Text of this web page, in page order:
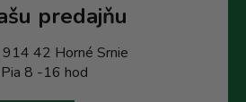
predajňu
42 Horné Srnie
8 -16 hod